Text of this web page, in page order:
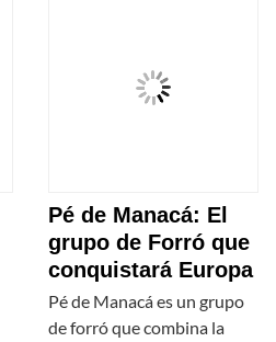
Pé de Manacá: El
grupo de Forró que
conquistará Europa
Pé de Manacá es un grupo
de forró que combina la